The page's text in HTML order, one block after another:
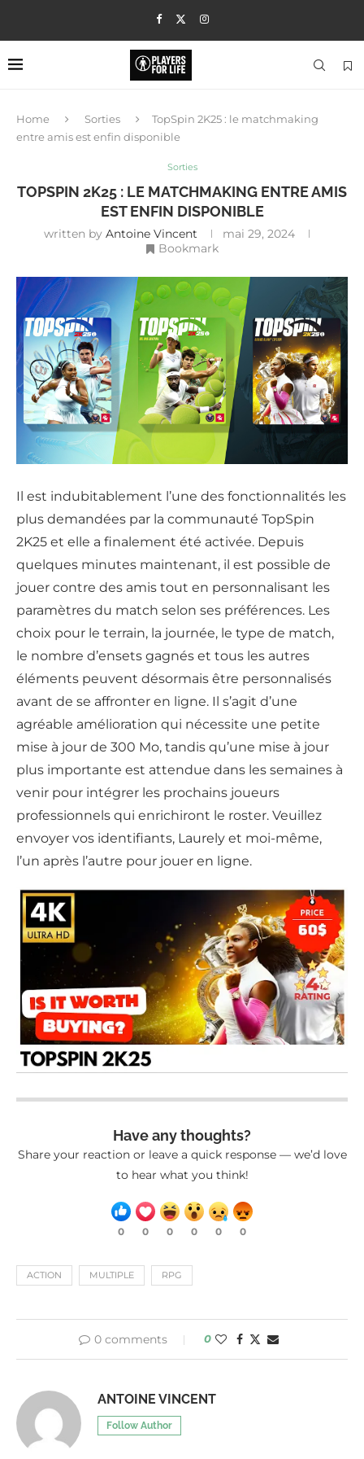
Home Sorties
TopSpin 2K25 : le matchmaking
entre amis est enfin disponible
Sorties
TOPSPIN 2K25 : LE MATCHMAKING ENTRE AMIS
EST ENFIN DISPONIBLE
written by Antoine Vincent
mai 29, 2024
Bookmark
Il est indubitablement l’une des fonctionnalités les
plus demandées par la communauté TopSpin
2K25 et elle a finalement été activée. Depuis
quelques minutes maintenant, il est possible de
jouer contre des amis tout en personnalisant les
paramètres du match selon ses préférences. Les
choix pour le terrain, la journée, le type de match,
le nombre d’ensets gagnés et tous les autres
éléments peuvent désormais être personnalisés
avant de se affronter en ligne. Il s’agit d’une
agréable amélioration qui nécessite une petite
mise à jour de 300 Mo, tandis qu’une mise à jour
plus importante est attendue dans les semaines à
venir pour intégrer les prochains joueurs
professionnels qui enrichiront le roster. Veuillez
envoyer vos identifiants, Laurely et moi-même,
l’un après l’autre pour jouer en ligne.
Have any thoughts?
Share your reaction or leave a quick response — we’d love
to hear what you think!
0 0 0 0 0 0
ACTION MULTIPLE RPG
0 comments 0
ANTOINE VINCENT
Follow Author